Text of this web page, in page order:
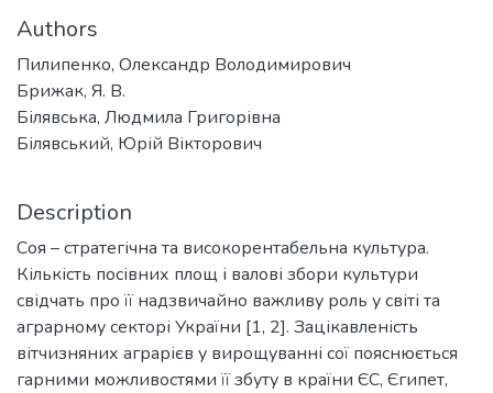
Authors
Пилипенко, Олександр Володимирович
Брижак, Я. В.
Білявська, Людмила Григорівна
Білявський, Юрій Вікторович
Description
Соя – стратегічна та високорентабельна культура.
Кількість посівних площ і валові збори культури
свідчать про її надзвичайно важливу роль у світі та
аграрному секторі України [1, 2]. Зацікавленість
вітчизняних аграрієв у вирощуванні сої пояснюється
гарними можливостями її збуту в країни ЄС, Єгипет,